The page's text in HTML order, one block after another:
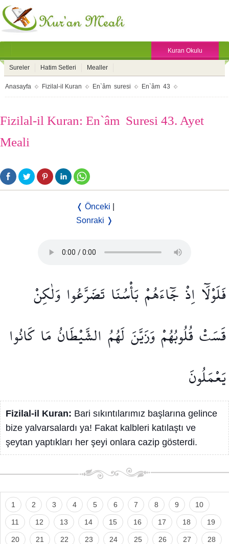
Kuran Okulu
Sureler Hatim Setleri Mealler
Anasayfa Fizilal-il Kuran En`âm suresi En`âm 43
Fizilal-il Kuran: En`âm Suresi 43. Ayet
Meali
❬ Önceki
Sonraki ❭
فَلَوْلَٓا اِذْ جَٓاءَهُمْبَأْسُنَا تَضَرَّعُوا وَلٰكِنْ
قَسَتْ قُلُوبُهُمْوَزَيَّنَلَهُمُ الشَّيْطَانُ مَا كَانُوا
يَعْمَلُونَ
Fizilal-il Kuran: Bari sıkıntılarımız başlarına gelince
bize yalvarsalardı ya! Fakat kalbleri katılaştı ve
şeytan yaptıkları her şeyi onlara cazip gösterdi.
1 2 3 4 5 6 7 8 9 10
11 12 13 14 15 16 17 18 19
20 21 22 23 24 25 26 27 28